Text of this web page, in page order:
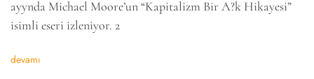
ayynda Michael Moore’un “Kapitalizm Bir A?k Hikayesi”
isimli eseri izleniyor. 2
devamı